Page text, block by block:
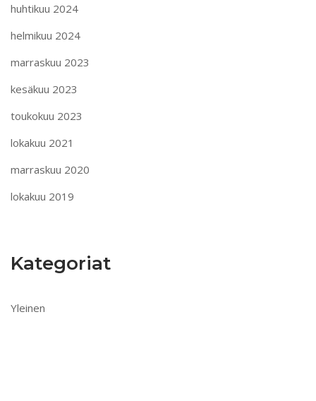
huhtikuu 2024
helmikuu 2024
marraskuu 2023
kesäkuu 2023
toukokuu 2023
lokakuu 2021
marraskuu 2020
lokakuu 2019
Kategoriat
Yleinen